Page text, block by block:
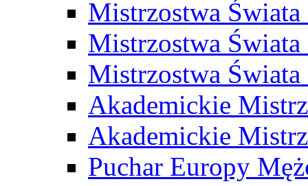
Mistrzostwa
Mistrzostwa
Mistrzostwa
Akademickie
Akademickie
Puchar Europy